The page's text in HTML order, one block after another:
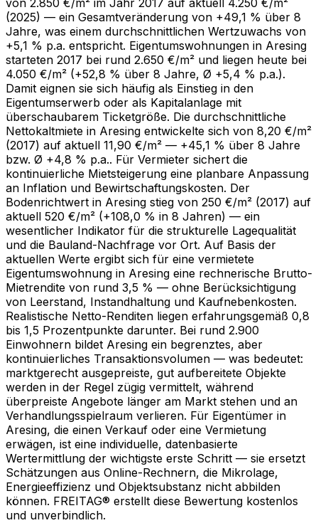
(2025) — ein Gesamtveränderung von +49,1 % über 8
Jahre, was einem durchschnittlichen Wertzuwachs von
+5,1 % p.a. entspricht. Eigentumswohnungen in Aresing
starteten 2017 bei rund 2.650 €/m² und liegen heute bei
4.050 €/m² (+52,8 % über 8 Jahre, Ø +5,4 % p.a.).
Damit eignen sie sich häufig als Einstieg in den
Eigentumserwerb oder als Kapitalanlage mit
überschaubarem Ticketgröße. Die durchschnittliche
Nettokaltmiete in Aresing entwickelte sich von 8,20 €/m²
(2017) auf aktuell 11,90 €/m² — +45,1 % über 8 Jahre
bzw. Ø +4,8 % p.a.. Für Vermieter sichert die
kontinuierliche Mietsteigerung eine planbare Anpassung
an Inflation und Bewirtschaftungskosten. Der
Bodenrichtwert in Aresing stieg von 250 €/m² (2017) auf
aktuell 520 €/m² (+108,0 % in 8 Jahren) — ein
wesentlicher Indikator für die strukturelle Lagequalität
und die Bauland-Nachfrage vor Ort. Auf Basis der
aktuellen Werte ergibt sich für eine vermietete
Eigentumswohnung in Aresing eine rechnerische Brutto-
Mietrendite von rund 3,5 % — ohne Berücksichtigung
von Leerstand, Instandhaltung und Kaufnebenkosten.
Realistische Netto-Renditen liegen erfahrungsgemäß 0,8
bis 1,5 Prozentpunkte darunter. Bei rund 2.900
Einwohnern bildet Aresing ein begrenztes, aber
kontinuierliches Transaktionsvolumen — was bedeutet:
marktgerecht ausgepreiste, gut aufbereitete Objekte
werden in der Regel zügig vermittelt, während
überpreiste Angebote länger am Markt stehen und an
Verhandlungsspielraum verlieren. Für Eigentümer in
Aresing, die einen Verkauf oder eine Vermietung
erwägen, ist eine individuelle, datenbasierte
Wertermittlung der wichtigste erste Schritt — sie ersetzt
Schätzungen aus Online-Rechnern, die Mikrolage,
Energieeffizienz und Objektsubstanz nicht abbilden
können. FREITAG® erstellt diese Bewertung kostenlos
und unverbindlich.